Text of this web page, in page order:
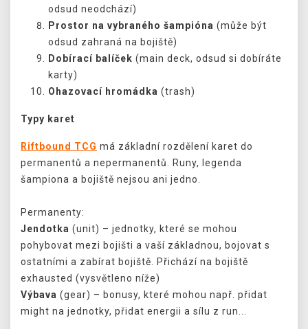
odsud neodchází)
Prostor na vybraného šampióna (může být
odsud zahraná na bojiště)
Dobírací balíček (main deck, odsud si dobíráte
karty)
Ohazovací hromádka (trash)
Typy karet
Riftbound TCG má základní rozdělení karet do
permanentů a nepermanentů. Runy, legenda
šampiona a bojiště nejsou ani jedno.
Permanenty:
Jendotka (unit) – jednotky, které se mohou
pohybovat mezi bojišti a vaší základnou, bojovat s
ostatními a zabírat bojiště. Přichází na bojiště
exhausted (vysvětleno níže)
Výbava (gear) – bonusy, které mohou např. přidat
might na jednotky, přidat energii a sílu z run...